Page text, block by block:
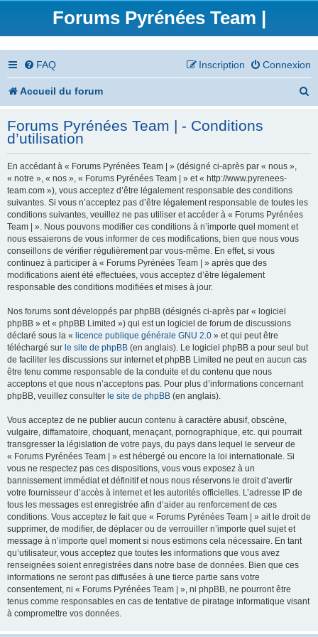
Forums Pyrénées Team |
FAQ Connexion
Inscription
Accueil du forum
h
Forums Pyrénées Team | - Conditions
d’utilisation
En accédant à « Forums Pyrénées Team | » (désigné ci-après par « nous »,
« notre », « nos », « Forums Pyrénées Team | » et « http://www.pyrenees-
team.com »), vous acceptez d’être légalement responsable des conditions
suivantes. Si vous n’acceptez pas d’être légalement responsable de toutes les
conditions suivantes, veuillez ne pas utiliser et accéder à « Forums Pyrénées
Team | ». Nous pouvons modifier ces conditions à n’importe quel moment et
nous essaierons de vous informer de ces modifications, bien que nous vous
conseillons de vérifier régulièrement par vous-même. En effet, si vous
continuez à participer à « Forums Pyrénées Team | » après que des
modifications aient été effectuées, vous acceptez d’être légalement
responsable des conditions modifiées et mises à jour.
Nos forums sont développés par phpBB (désignés ci-après par « logiciel
phpBB » et « phpBB Limited ») qui est un logiciel de forum de discussions
déclaré sous la « licence publique générale GNU 2.0 » et qui peut être
téléchargé sur le site de phpBB (en anglais). Le logiciel phpBB a pour seul but
de faciliter les discussions sur internet et phpBB Limited ne peut en aucun cas
être tenu comme responsable de la conduite et du contenu que nous
acceptons et que nous n’acceptons pas. Pour plus d’informations concernant
phpBB, veuillez consulter le site de phpBB (en anglais).
Vous acceptez de ne publier aucun contenu à caractère abusif, obscène,
vulgaire, diffamatoire, choquant, menaçant, pornographique, etc. qui pourrait
transgresser la législation de votre pays, du pays dans lequel le serveur de
« Forums Pyrénées Team | » est hébergé ou encore la loi internationale. Si
vous ne respectez pas ces dispositions, vous vous exposez à un
bannissement immédiat et définitif et nous nous réservons le droit d’avertir
votre fournisseur d’accès à internet et les autorités officielles. L’adresse IP de
tous les messages est enregistrée afin d’aider au renforcement de ces
conditions. Vous acceptez le fait que « Forums Pyrénées Team | » ait le droit de
supprimer, de modifier, de déplacer ou de verrouiller n’importe quel sujet et
message à n’importe quel moment si nous estimons cela nécessaire. En tant
qu’utilisateur, vous acceptez que toutes les informations que vous avez
renseignées soient enregistrées dans notre base de données. Bien que ces
informations ne seront pas diffusées à une tierce partie sans votre
consentement, ni « Forums Pyrénées Team | », ni phpBB, ne pourront être
tenus comme responsables en cas de tentative de piratage informatique visant
à compromettre vos données.